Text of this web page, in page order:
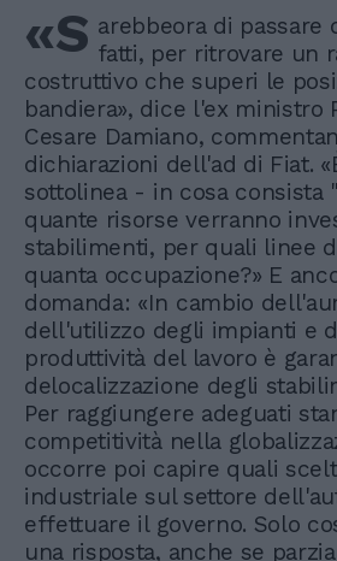
«S arebbeora di passare
fatti, per ritrovare un
costruttivo che superi le
bandiera», dice l'ex ministro
Cesare Damiano,
dichiarazioni dell'ad di Fiat.
sottolinea - in cosa consista
quante risorse verranno
stabilimenti, per quali linee
quanta occupazione?» E
domanda: «In cambio
dell'utilizzo degli impianti e
produttività del lavoro è
delocalizzazione degli
Per raggiungere adeguati
competitività nella
occorre poi capire quali
industriale sul settore
effettuare il governo. Solo
una risposta, anche se